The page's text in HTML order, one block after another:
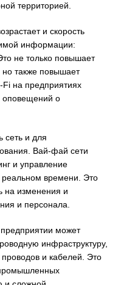
территорией.
и скорость
информации:
не только повышает
но также повышает
Fi на предприятиях
оповещений о
и для
Вай-фай сети
и управление
реальном времени. Это
на изменения и
и персонала.
может
инфраструктуру,
проводов и кабелей. Это